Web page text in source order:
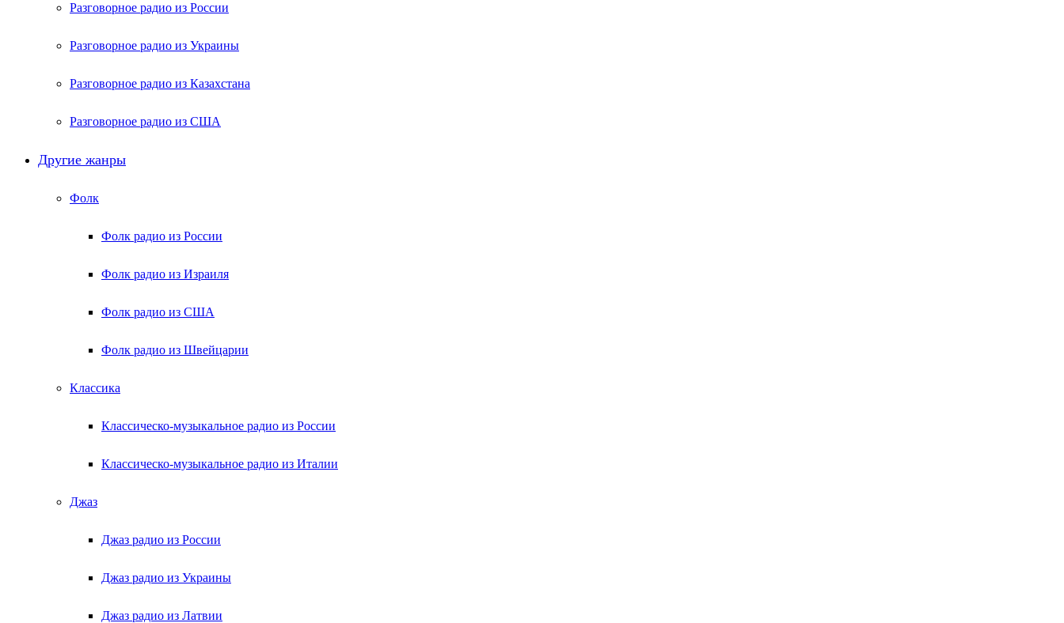
Разговорное радио из России
Разговорное радио из Украины
Разговорное радио из Казахстана
Разговорное радио из США
Другие жанры
Фолк
Фолк радио из России
Фолк радио из Израиля
Фолк радио из США
Фолк радио из Швейцарии
Классика
Классическо-музыкальное радио из России
Классическо-музыкальное радио из Италии
Джаз
Джаз радио из России
Джаз радио из Украины
Джаз радио из Латвии